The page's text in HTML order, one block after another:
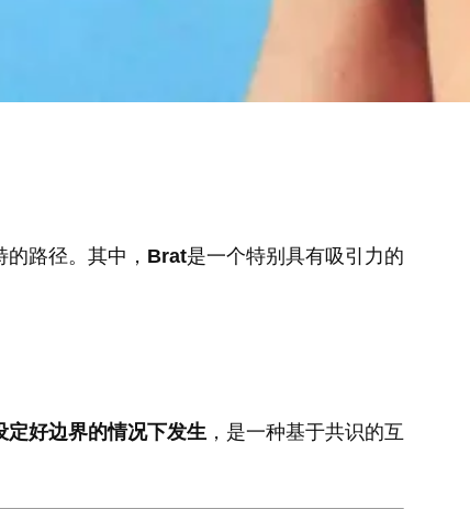
路径。其中， Brat是一个特别具有吸引力的
好边界的情况下发生 ，是一种基于共识的互